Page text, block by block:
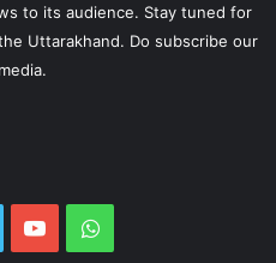
to its audience. Stay tuned for
Uttarakhand. Do subscribe our
Twitter YouTubeWhatsApp